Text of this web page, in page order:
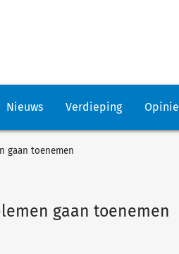
Nieuws Verdieping Opinie
gaan toenemen
gaan toenemen